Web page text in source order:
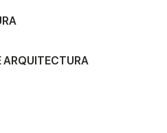
ARQUITECTURA